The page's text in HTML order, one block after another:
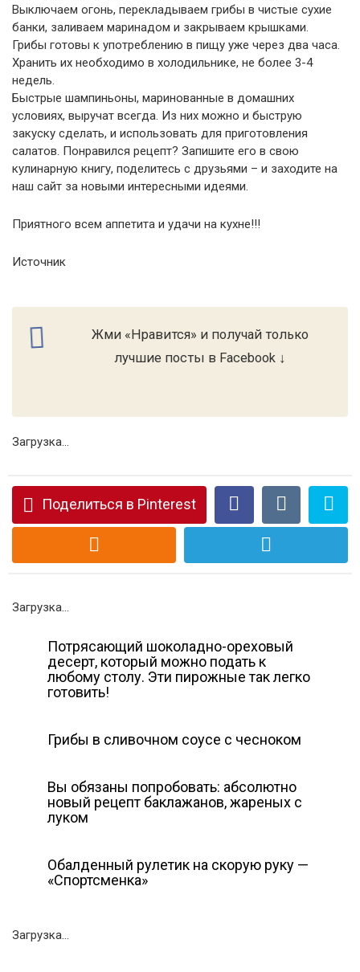
Выключаем огонь, перекладываем грибы в чистые сухие
банки, заливаем маринадом и закрываем крышками.
Грибы готовы к употреблению в пищу уже через два часа.
Хранить их необходимо в холодильнике, не более 3-4
недель.
Быстрые шампиньоны, маринованные в домашних
условиях, выручат всегда. Из них можно и быструю
закуску сделать, и использовать для приготовления
салатов. Понравился рецепт? Запишите его в свою
кулинарную книгу, поделитесь с друзьями – и заходите на
наш сайт за новыми интересными идеями.
Приятного всем аппетита и удачи на кухне!!!
Источник
Жми «Нравится» и получай только
лучшие посты в Facebook ↓
Загрузка...
Поделиться в Pinterest
Загрузка...
Потрясающий шоколадно-ореховый
десерт, который можно подать к
любому столу. Эти пирожные так легко
готовить!
Грибы в сливочном соусе с чесноком
Вы обязаны попробовать: абсолютно
новый рецепт баклажанов, жареных с
луком
Обалденный рулетик на скорую руку —
«Спортсменка»
Загрузка...